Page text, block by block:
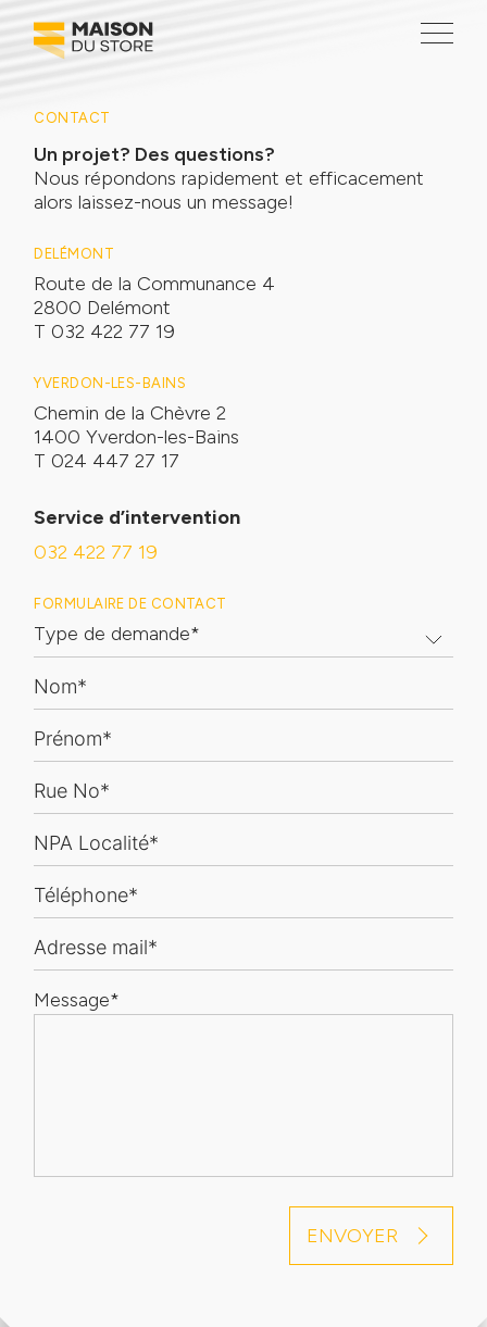
Protections solaires
Fermetures
Agencement de terrasses
Automatisation
MAISON DU STORE
À propos
Emploi
Actualités et promotions
Social room
Formulaire de contact
Adresses et horaires
CONTACT
Un projet? Des questions?
Nous répondons rapidement et efficacement
alors laissez-nous un message!
FORMULAIRE DE CONTACT
Message*
DELÉMONT
Route de la Communance 4
2800 Delémont
T 032 422 77 19
YVERDON-LES-BAINS
Chemin de la Chèvre 2
1400 Yverdon-les-Bains
T 024 447 27 17
Service d’intervention
032 422 77 19